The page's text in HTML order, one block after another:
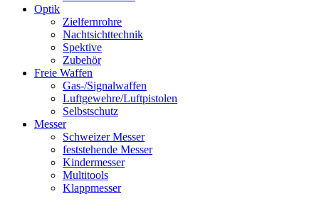
Optik
Zielfernrohre
Nachtsichttechnik
Spektive
Zubehör
Freie Waffen
Gas-/Signalwaffen
Luftgewehre/Luftpistolen
Selbstschutz
Messer
Schweizer Messer
feststehende Messer
Kindermesser
Multitools
Klappmesser